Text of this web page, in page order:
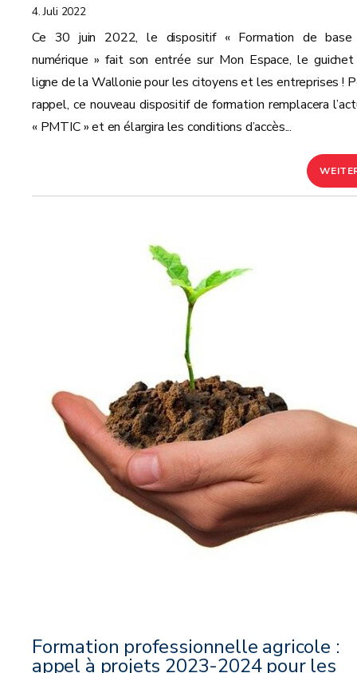
4. Juli 2022
Ce 30 juin 2022, le dispositif « Formation de base
numérique » fait son entrée sur Mon Espace, le
ligne de la Wallonie pour les citoyens et les entreprises !
rappel, ce nouveau dispositif de formation remplacera
« PMTIC » et en élargira les conditions d’accès...
Formation professionnelle agricole :
appel à projets 2023-2024 pour les